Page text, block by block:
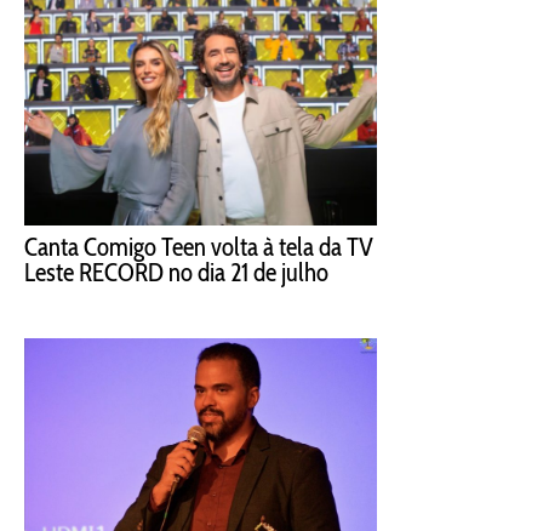
Canta Comigo Teen volta à tela da TV
Leste RECORD no dia 21 de julho